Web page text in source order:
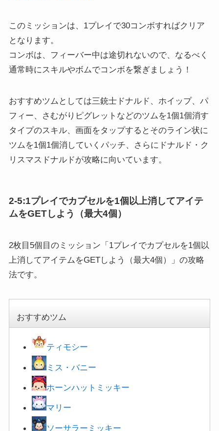
このミッションは、1プレイで30コンボすればクリア
となります。
コンボは、フィーバー中は途切れないので、なるべく
通常時にスキルやボムでコンボを繋ぎましょう！
おすすめツムとしては三銃士ドナルド、ホイップ、パ
フィー、さむがりピグレットなどのツムを1個1個消す
タイプのスキル、画面をタップするとそのライン状に
ツムを1個1個消していくパッチ、さらにドナルド・ク
リスマスドナルドが攻略に向いています。
2-5:1プレイでカプセルを1個以上消してアイテ
ムをGETしよう（最大4個）
2枚目5個目のミッション「1プレイでカプセルを1個以
上消してアイテムをGETしよう（最大4個）」の攻略
法です。
おすすめツム
ティモシー
ミス・バニー
ホーンハットミッキー
マリー
ソーサラーミッキー